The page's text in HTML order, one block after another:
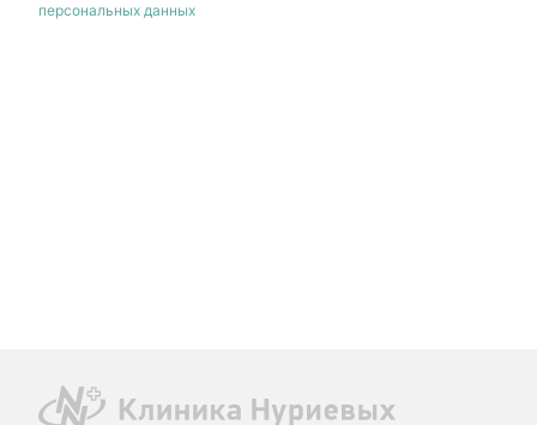
персональных данных